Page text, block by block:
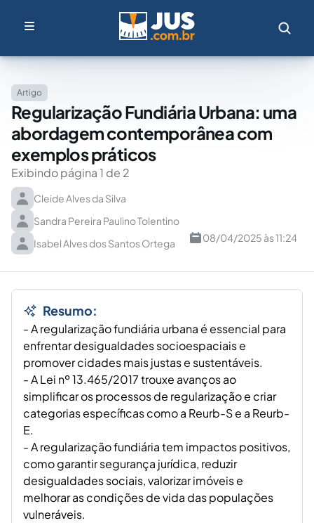
Artigo
Regularização Fundiária Urbana: uma
abordagem contemporânea com
exemplos práticos
Exibindo página 1 de 2
Cleide Alves da Silva
Sandra Pereira Paulino Tolentino
Isabel Alves dos Santos Ortega
08/04/2025 às 11:24
Resumo:
- A regularização fundiária urbana é essencial para
enfrentar desigualdades socioespaciais e
promover cidades mais justas e sustentáveis.
- A Lei nº 13.465/2017 trouxe avanços ao
simplificar os processos de regularização e criar
categorias específicas como a Reurb-S e a Reurb-
E.
- A regularização fundiária tem impactos positivos,
como garantir segurança jurídica, reduzir
desigualdades sociais, valorizar imóveis e
melhorar as condições de vida das populações
vulneráveis.